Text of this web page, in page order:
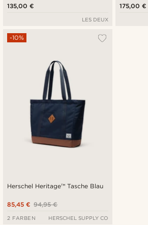
135,00 €
LES DEUX
175,00 €
Herschel Heritage™ Tasche Blau
-10%
94,95 €
85,45 €
2 FARBEN HERSCHEL SUPPLY CO